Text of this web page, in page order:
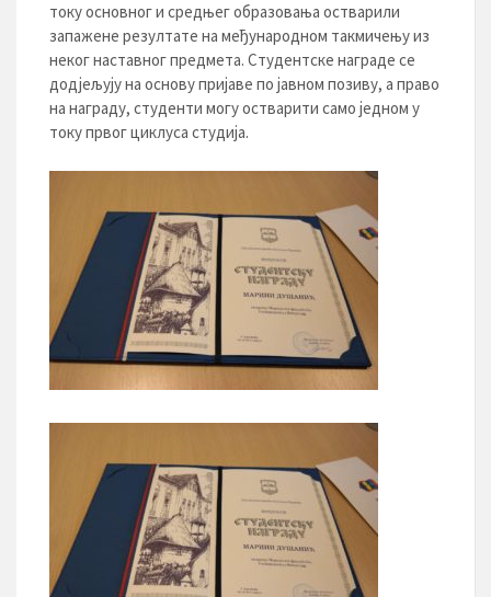
току основног и средњег образовања остварили
запажене резултате на међународном такмичењу из
неког наставног предмета. Студентске награде се
додјељују на основу пријаве по јавном позиву, а право
на награду, студенти могу остварити само једном у
току првог циклуса студија.